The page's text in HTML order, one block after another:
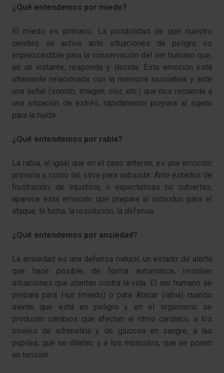
¿Qué entendemos por miedo?
El miedo es primario. La posibilidad de que nuestro
cerebro se active ante situaciones de peligro es
imprescindible para la conservación del ser humano que,
en un instante, responde y decide. Esta emoción está
altamente relacionada con la memoria asociativa y ante
una señal (sonido, imagen, olor, etc.) que nos recuerda a
una situación de estrés, rápidamente prepara al sujeto
para la huída.
¿Qué entendemos por rabia?
La rabia, al igual que en el caso anterior, es una emoción
primaria y, como tal, sirve para subsistir. Ante estados de
frustración, de injusticia, o expectativas no cubiertas,
aparece esta emoción que prepara al individuo para el
ataque, la lucha, la resolución, la defensa.
¿Qué entendemos por ansiedad?
La ansiedad es una defensa natural, un estado de alerta
que hace posible, de forma automática, resolver
situaciones que atentan contra la vida. El ser humano se
prepara para Huir (miedo) o para Atacar (rabia) cuando
siente que está en peligro y en el organismo se
producen cambios que afectan al ritmo cardiaco, a los
niveles de adrenalina y de glucosa en sangre, a las
pupilas, que se dilatan, y a los músculos, que se ponen
en tensión.